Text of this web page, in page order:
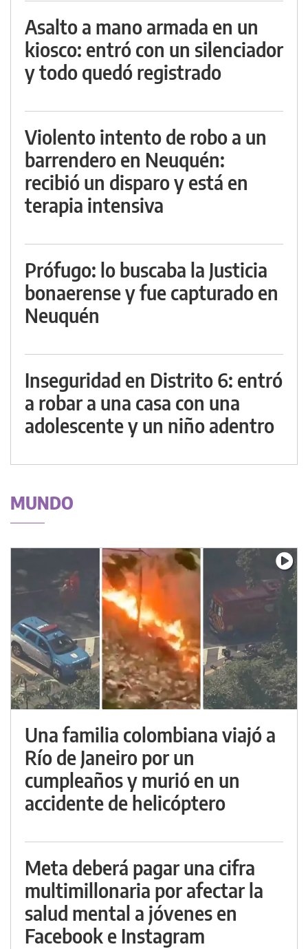
Asalto a mano armada en un
kiosco: entró con un silenciador
y todo quedó registrado
Violento intento de robo a un
barrendero en Neuquén:
recibió un disparo y está en
terapia intensiva
Prófugo: lo buscaba la Justicia
bonaerense y fue capturado en
Neuquén
Inseguridad en Distrito 6: entró
a robar a una casa con una
adolescente y un niño adentro
MUNDO
Una familia colombiana viajó a
Río de Janeiro por un
cumpleaños y murió en un
accidente de helicóptero
Meta deberá pagar una cifra
multimillonaria por afectar la
salud mental a jóvenes en
Facebook e Instagram